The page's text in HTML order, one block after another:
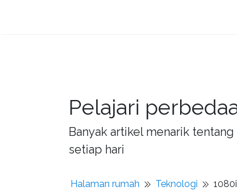
Pelajari
Banyak artikel menarik
setiap hari
Halaman rumah Teknologi